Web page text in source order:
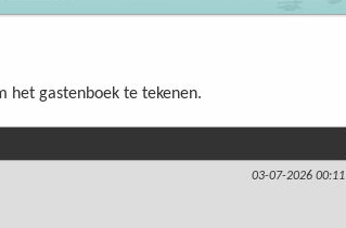
het gastenboek te tekenen.
03-07-2026 00:11